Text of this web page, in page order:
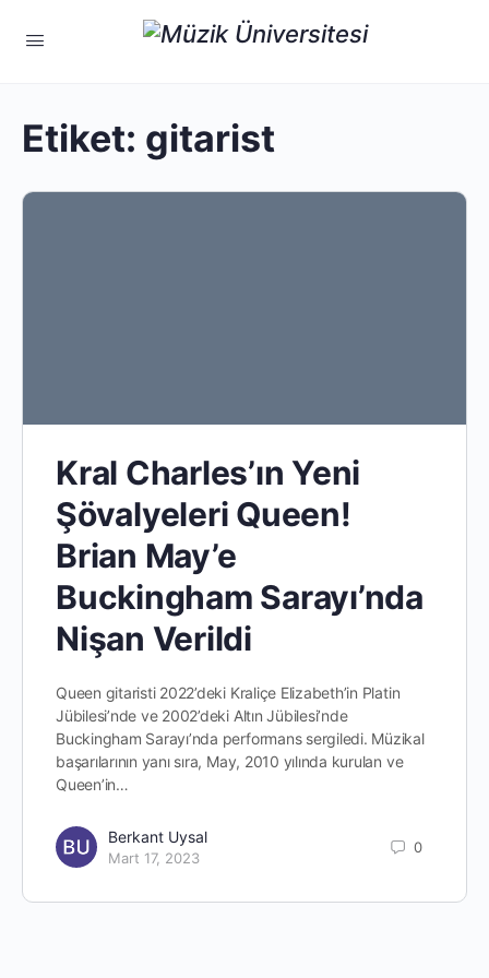
Etiket: gitarist
Kral Charles’ın Yeni
Şövalyeleri Queen!
Brian May’e
Buckingham Sarayı’nda
Nişan Verildi
Queen gitaristi 2022’deki Kraliçe Elizabeth’in Platin
Jübilesi’nde ve 2002’deki Altın Jübilesi’nde
Buckingham Sarayı’nda performans sergiledi. Müzikal
başarılarının yanı sıra, May, 2010 yılında kurulan ve
Queen’in…
Berkant Uysal
Mart 17, 2023
0